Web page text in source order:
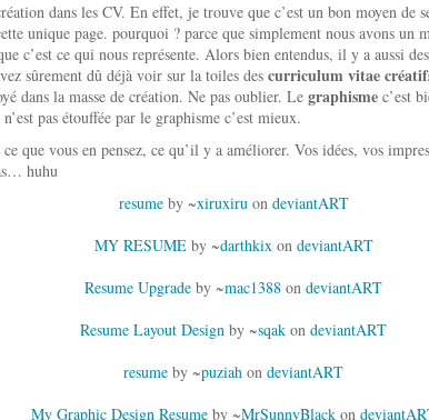
dans les CV. En effet, je trouve que c’est un bon moyen de
unique page. pourquoi ? parce que simplement nous avons un
c’est ce qui nous représente. Alors bien entendus, il y a aussi
sûrement dû déjà voir sur la toiles des curriculum vitae
dans la masse de création. Ne pas oublier. Le graphisme c’est
pas étouffée par le graphisme c’est mieux.
que vous en pensez, ce qu’il y a améliorer. Vos idées, vos
huhu
resumeby ~xiruxiruon deviantART
MY RESUMEby ~darthkixon deviantART
Resume Upgrade by ~mac1388 on deviantART
Resume Layout Design by ~sqak on deviantART
resume by ~puziah on deviantART
My Graphic Design Resumeby ~MrSunnyBlackon deviant